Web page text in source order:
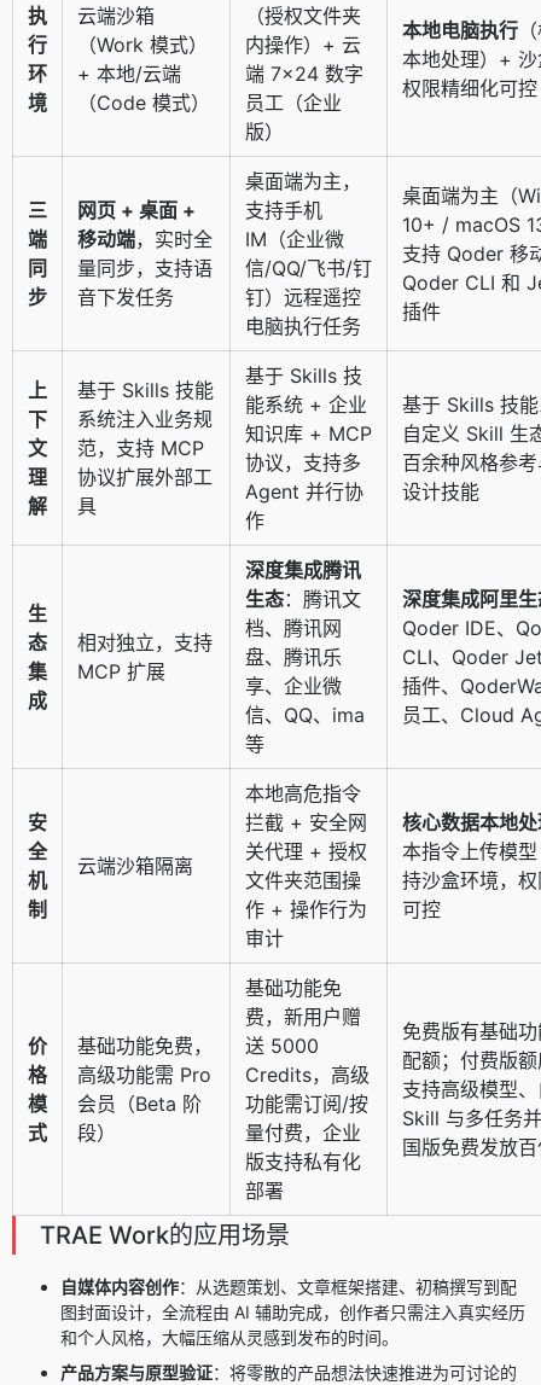
执
行
环
境
云端沙箱
（Work 模式）
+ 本地/云端
（Code 模式）
（授权文件夹
内操作）+ 云
端 7×24 数字
员工（企业
版）
本地电脑执行
本地处理）+
权限精细化可控
三
端
同
步
网页 + 桌面 +
移动端，实时全
量同步，支持语
音下发任务
桌面端为主，
支持手机
IM（企业微
信/QQ/飞书/钉
钉）远程遥控
电脑执行任务
桌面端为主（
10+ / macOS
支持 Qoder 移
Qoder CLI 和
插件
上
下
文
理
解
基于 Skills 技能
系统注入业务规
范，支持 MCP
协议扩展外部工
具
基于 Skills 技
能系统 + 企业
知识库 + MCP
协议，支持多
Agent 并行协
作
基于 Skills 技
自定义 Skill 生
百余种风格参
设计技能
生
态
集
成
相对独立，支持
MCP 扩展
深度集成腾讯
生态：腾讯文
档、腾讯网
盘、腾讯乐
享、企业微
信、QQ、ima
等
深度集成阿里
Qoder IDE、
CLI、Qoder
插件、
员工、Cloud
安
全
机
制
云端沙箱隔离
本地高危指令
拦截 + 安全网
关代理 + 授权
文件夹范围操
作 + 操作行为
审计
核心数据本地
本指令上传模
持沙盒环境，
可控
价
格
模
式
基础功能免费，
高级功能需 Pro
会员（Beta 阶
段）
基础功能免
费，新用户赠
送 5000
Credits，高级
功能需订阅/按
量付费，企业
版支持私有化
部署
免费版有基础
配额；付费版
支持高级模型
Skill 与多任务
国版免费发放
TRAE Work的应用场景
自媒体内容创作：从选题策划、文章框架搭建、初稿撰写到配
图封面设计，全流程由 AI 辅助完成，创作者只需注入真实经历
和个人风格，大幅压缩从灵感到发布的时间。
产品方案与原型验证：将零散的产品想法快速推进为可讨论的